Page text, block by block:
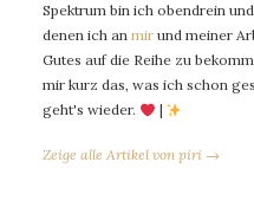
Spektrum bin ich obendrein
denen ich an mir und meiner
Gutes auf die Reihe zu
mir kurz das, was ich schon
geht's wieder.
|
Zeige alle Artikel von piri →